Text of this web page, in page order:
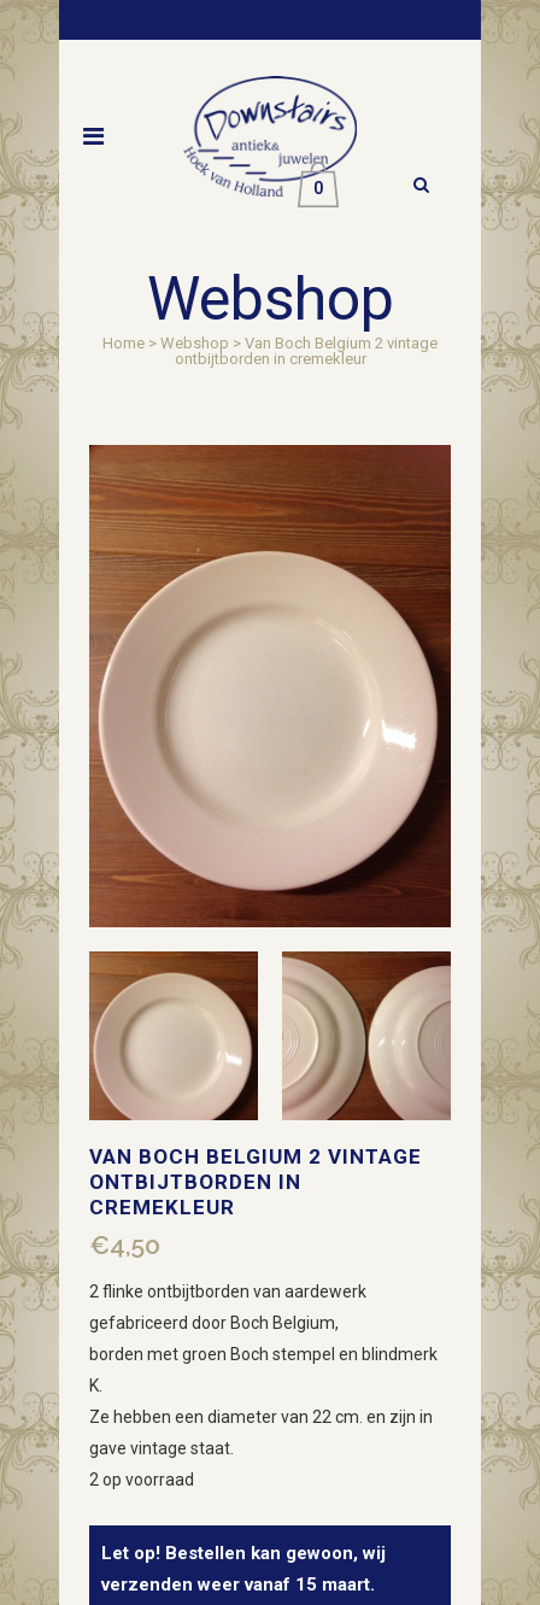
0
Webshop
Home > Webshop > Van Boch Belgium 2 vintage
ontbijtborden in cremekleur
VAN BOCH BELGIUM 2 VINTAGE
ONTBIJTBORDEN IN
CREMEKLEUR
€4,50
2 flinke ontbijtborden van aardewerk
gefabriceerd door Boch Belgium,
borden met groen Boch stempel en blindmerk
K.
Ze hebben een diameter van 22 cm. en zijn in
gave vintage staat.
2 op voorraad
Let op! Bestellen kan gewoon, wij
verzenden weer vanaf 15 maart.